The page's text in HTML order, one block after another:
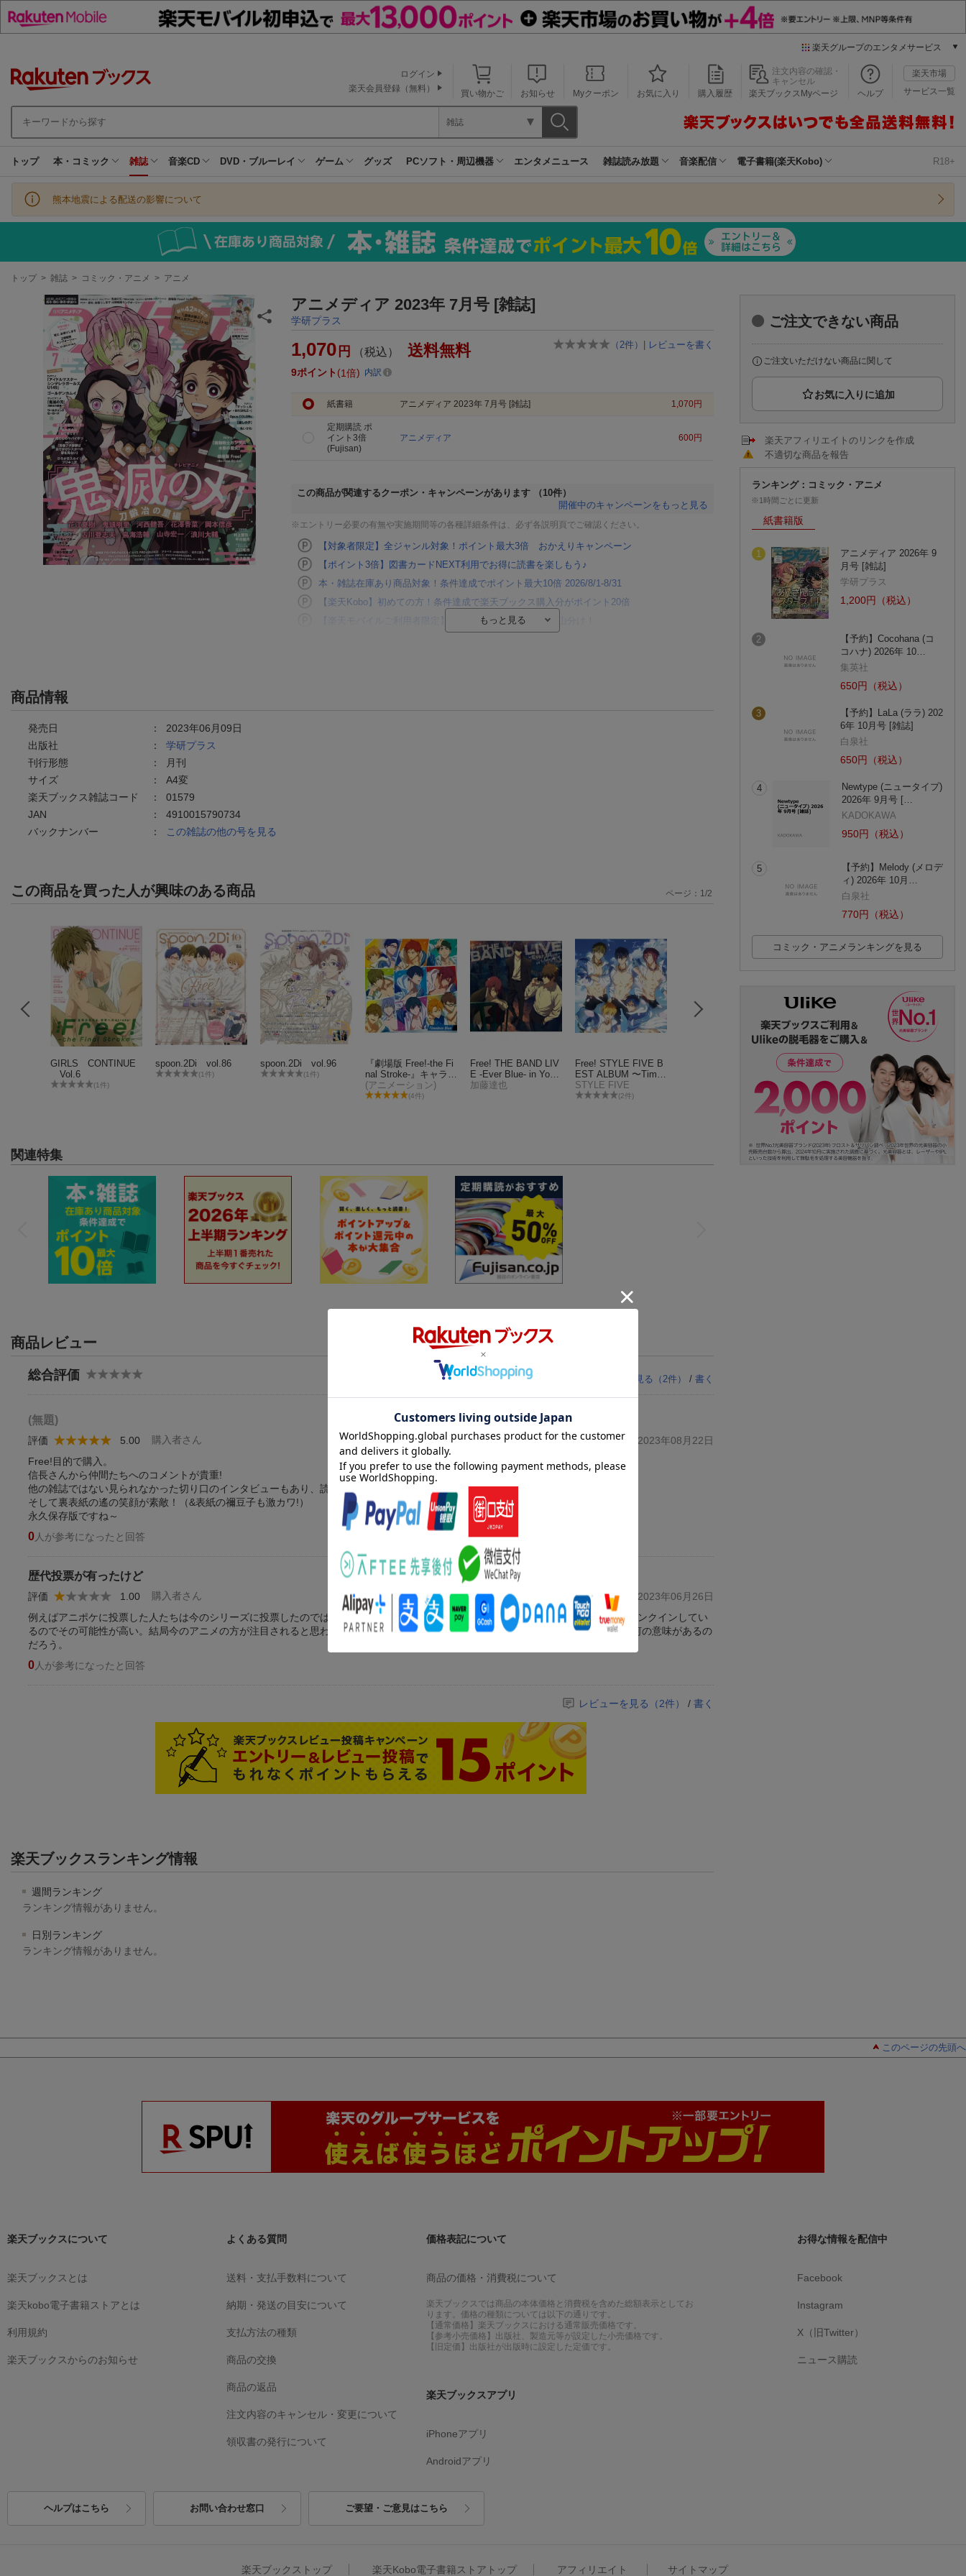
楽天グループのエンタメサービス
本/ゲーム/CD/DVD
楽天ブックス
楽天Kobo
楽天チケット
エンタメニュース
推し楽
買い物かご お知らせ Myクーポン お気に入り 購入履歴
注文内容の確認・
キャンセル
楽天ブックスMyページ
ヘルプ
楽天市場
サービス一覧
ログイン
楽天会員登録（無料）
雑誌
トップ 本・コミック 雑誌 音楽CD DVD・ブルーレイ ゲーム グッズ PCソフト・周辺機器 エンタメニュース 雑誌読み放題 音楽配信 電子書籍(楽天Kobo) R18+
熊本地震による配送の影響について
現
トップ > 雑誌 > コミック・アニメ > アニメ
アニメディア 2023年 7月号 [雑誌]
学研プラス
（ 2件） | レビューを書く
1,070 円 （税込） 送料無料
9ポイント 1倍 内訳
紙書籍 アニメディア 2023年 7月号 [雑誌] 1,070円
定期購読 ポ
イント3倍
(Fujisan)
アニメディア 600円
この商品が関連するクーポン・キャンペーンがあります
（10件）
開催中のキャンペーンをもっと見る
※エントリー必要の有無や実施期間等の各種詳細条件は、必ず各説明頁でご確認ください。
【対象者限定】全ジャンル対象！ポイント最大3倍 おかえりキャンペーン
【ポイント3倍】図書カードNEXT利用でお得に読書を楽しもう♪
本・雑誌在庫あり商品対象！条件達成でポイント最大10倍 2026/8/1-8/31
【楽天Kobo】初めての方！条件達成で楽天ブックス購入分がポイント20倍
【楽天モバイルご利用者限定】条件達成で100万ポイント山分け！
商品情報
発売日 ： 2023年06月09日
出版社
： 学研プラス
刊行形態
：
月刊
サイズ
： A4変
楽天ブックス雑誌コード
： 01579
JAN
： 4910015790734
バックナンバー
： この雑誌の他の号を見る
この商品を買った人が興味のある商品
GIRLS CONTINUE
Vol.6
(1件)
spoon.2Di vol.86
(1件)
spoon.2Di vol.96
(1件)
『劇場版 Free!-the Fi
nal Stroke-』キャラク
ターソングシングル
Vol.9 Timeless Blue
(アニメーション)
(4件)
Free! THE BAND LIV
E -Ever Blue- in Yoko
hama
加藤達也
Free! STYLE FIVE B
EST ALBUM 〜Timel
ess Blue〜【通常
盤】
STYLE FIVE
(2件)
ーズブック 肆ノ巻
spoon.2Di vol.93
(1件)
アニメスタイル
ページ： 1/2
関連特集
商品レビュー
総合評価 レビューを見る（ 2件） / 書く
(無題)
購入者さん
評価 5.00
投稿日：2023年08月22日
Free!目的で購入。
信長さんから仲間たちへのコメントが貴重!
他の雑誌ではない見られなかった切り口のインタビューもあり、読み応えがありました!
そして裏表紙の遙の笑顔が素敵！（&表紙の禰󠄀豆子も激カワ!）
永久保存版ですね～
0 人が参考になったと回答
歴代投票が有ったけど
購入者さん
評価 1.00
投稿日：2023年06月26日
例えばアニポケに投票した人たちは今のシリーズに投票したのではないのではないだろうか。実際、キャラクターでは3位にサトシがランクインしてい
るのでその可能性が高い。結局今のアニメの方が注目されると思われているんだったらわざわざ歴代アニメ投票なんてやったところで何の意味があるの
だろう。
0 人が参考になったと回答
レビューを見る（2件） / 書く
楽天ブックスランキング情報
週間ランキング
ランキング情報がありません。
日別ランキング
ランキング情報がありません。
ご注文できない商品
ご注文いただけない商品に関して
楽天アフィリエイトのリンクを作成
不適切な商品を報告
ランキング：コミック・アニメ
※1時間ごとに更新
紙書籍版
1
アニメディア 2026年 9
月号 [雑誌]
学研プラス
1,200円（税込）
2
【予約】Cocohana (コ
コハナ) 2026年 10…
集英社
650円（税込）
3
【予約】LaLa (ララ) 202
6年 10月号 [雑誌]
白泉社
650円（税込）
4
Newtype (ニュータイプ)
2026年 9月号 […
KADOKAWA
950円（税込）
5
【予約】Melody (メロデ
ィ) 2026年 10月…
白泉社
770円（税込）
コミック・アニメランキングを見る
このページの先頭へ
楽天ブックスについて
楽天ブックスとは
楽天kobo電子書籍ストアとは
利用規約
楽天ブックスからのお知らせ
よくある質問
送料・支払手数料について
納期・発送の目安について
支払方法の種類
商品の交換
商品の返品
注文内容のキャンセル・変更について
領収書の発行について
価格表記について
商品の価格・消費税について
楽天ブックスでは商品の本体価格と消費税を含めた総額表示としてお
ります。価格の種類については以下の通りです。
【通常価格】楽天ブックスにおける通常販売価格です。
【参考小売価格】出版社、製造元等が設定した小売価格です。
【旧定価】出版社が出版時に設定した定価です。
楽天ブックスアプリ
iPhoneアプリ
Androidアプリ
お得な情報を配信中
Facebook
Instagram
X（旧Twitter）
ニュース購読
ヘルプはこちら お問い合わせ窓口 ご要望・ご意見はこちら
楽天ブックストップ 楽天Kobo電子書籍ストアトップ アフィリエイト サイトマップ